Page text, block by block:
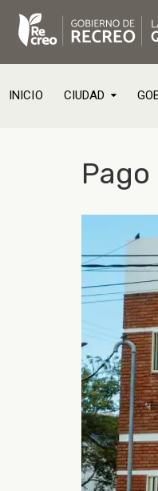
INICIO CIUDAD